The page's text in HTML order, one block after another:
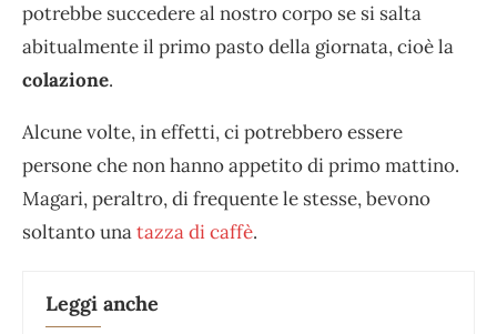
potrebbe succedere al nostro corpo se si salta
abitualmente il primo pasto della giornata, cioè la
colazione.
Alcune volte, in effetti, ci potrebbero essere
persone che non hanno appetito di primo mattino.
Magari, peraltro, di frequente le stesse, bevono
soltanto unatazza di caffè.
Leggi anche